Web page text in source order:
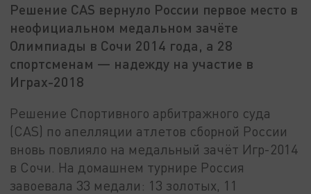
Решение CAS вернуло России первое место в
неофициальном медальном зачёте
Олимпиады в Сочи 2014 года, а 28
спортсменам — надежду на участие в
Играх-2018
Решение Спортивного арбитражного суда
(CAS) по апелляции атлетов сборной России
вновь повлияло на медальный зачёт Игр-2014
в Сочи. На домашнем турнире Россия
завоевала 33 медали: 13 золотых, 11